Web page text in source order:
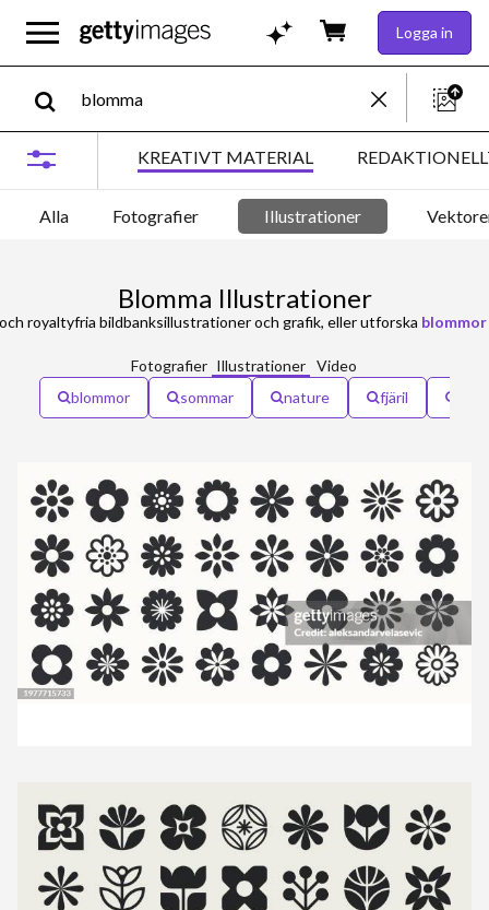
Logga in
KREATIVT MATERIAL
Alla Fotografier Illustrationer
Blomma Illustrationer
royaltyfria bildbanksillustrationer och grafik, eller utforska blommor
Fotografier Illustrationer Video
blommor
sommar nature fjäril